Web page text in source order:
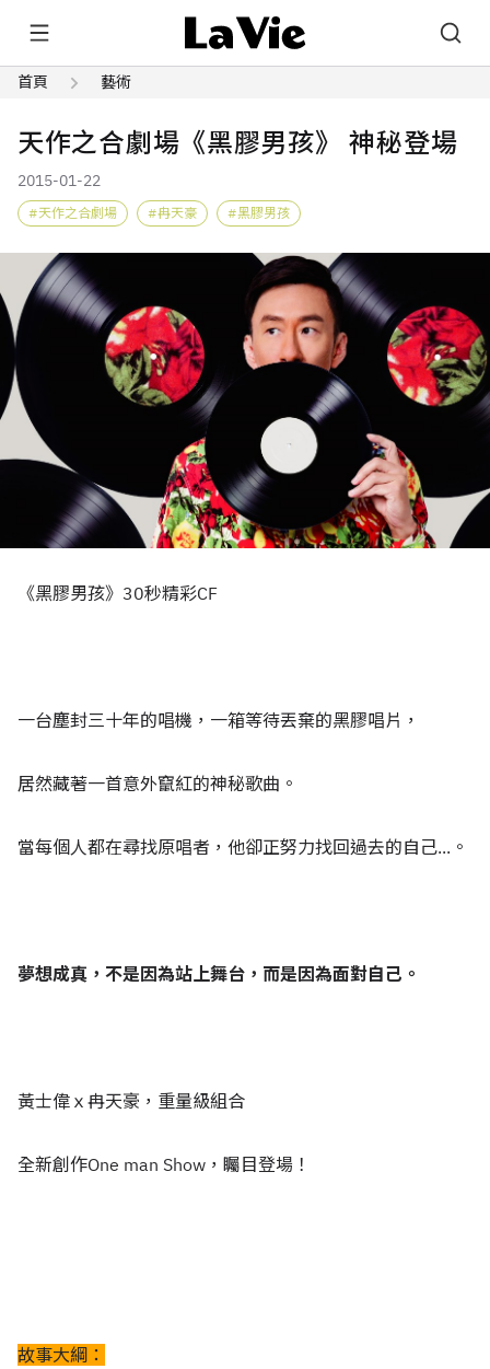
首頁 藝術
天作之合劇場《黑膠男孩》 神秘登場
2015-01-22
天作之合劇場 冉天豪 黑膠男孩
《黑膠男孩》30秒精彩CF
一台塵封三十年的唱機，一箱等待丟棄的黑膠唱片，
居然藏著一首意外竄紅的神秘歌曲。
當每個人都在尋找原唱者，他卻正努力找回過去的自己...。
夢想成真，不是因為站上舞台，而是因為面對自己。
黃士偉ｘ冉天豪，重量級組合
全新創作One man Show，矚目登場！
故事大綱：